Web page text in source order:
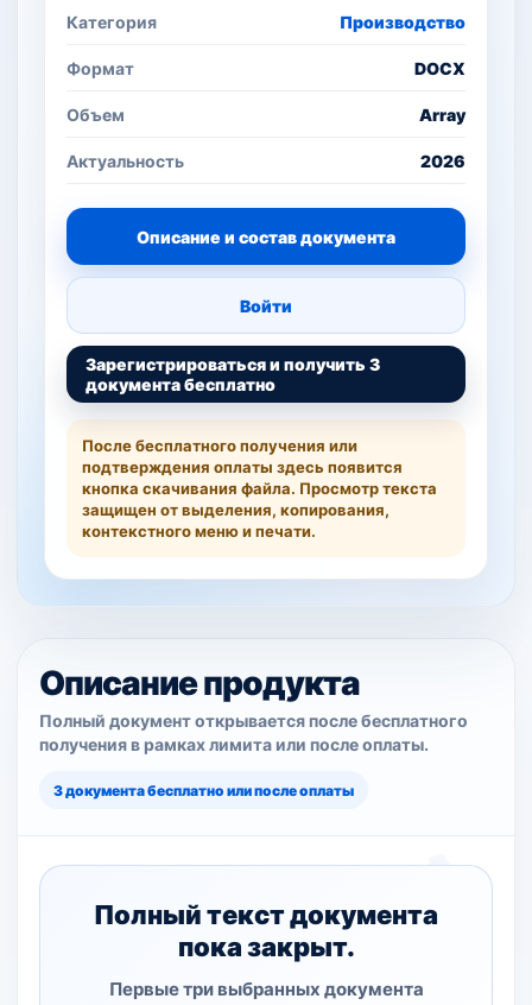
Категория Производство
Формат DOCX
Объем Array
Актуальность 2026
Описание и состав документа
Войти
Зарегистрироваться и получить 3
документа бесплатно
После бесплатного получения или
подтверждения оплаты здесь появится
кнопка скачивания файла. Просмотр текста
защищен от выделения, копирования,
контекстного меню и печати.
Описание продукта
Полный документ открывается после бесплатного
получения в рамках лимита или после оплаты.
3 документа бесплатно или после оплаты
Полный текст документа
пока закрыт.
Первые три выбранных документа